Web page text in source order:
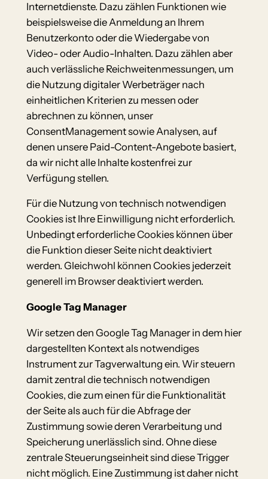
Internetdienste. Dazu zählen Funktionen wie
beispielsweise die Anmeldung an Ihrem
Benutzerkonto oder die Wiedergabe von
Video- oder Audio-Inhalten. Dazu zählen aber
auch verlässliche Reichweitenmessungen, um
die Nutzung digitaler Werbeträger nach
einheitlichen Kriterien zu messen oder
abrechnen zu können, unser
ConsentManagement sowie Analysen, auf
denen unsere Paid-Content-Angebote basiert,
da wir nicht alle Inhalte kostenfrei zur
Verfügung stellen.
Für die Nutzung von technisch notwendigen
Cookies ist Ihre Einwilligung nicht erforderlich.
Unbedingt erforderliche Cookies können über
die Funktion dieser Seite nicht deaktiviert
werden. Gleichwohl können Cookies jederzeit
generell im Browser deaktiviert werden.
Google Tag Manager
Wir setzen den Google Tag Manager in dem hier
dargestellten Kontext als notwendiges
Instrument zur Tagverwaltung ein. Wir steuern
damit zentral die technisch notwendigen
Cookies, die zum einen für die Funktionalität
der Seite als auch für die Abfrage der
Zustimmung sowie deren Verarbeitung und
Speicherung unerlässlich sind. Ohne diese
zentrale Steuerungseinheit sind diese Trigger
nicht möglich. Eine Zustimmung ist daher nicht